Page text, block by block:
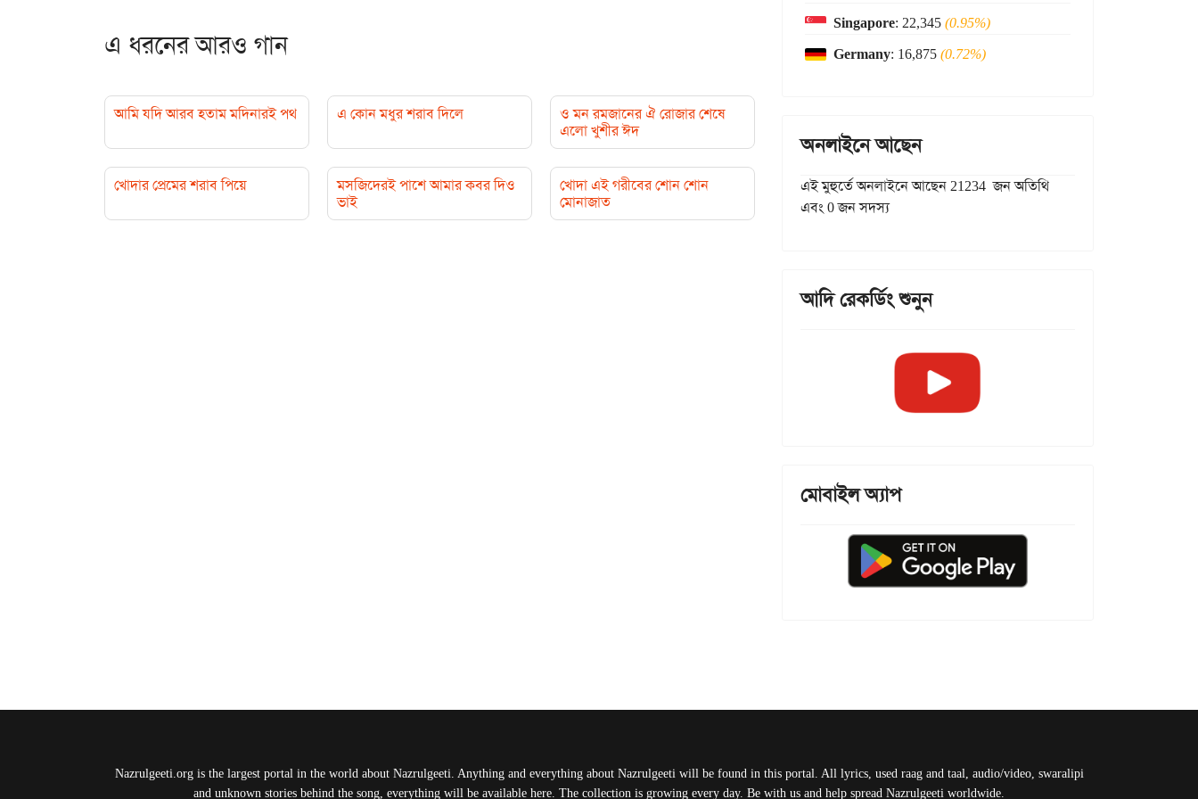
এ ধরনের আরও গান
আমি যদি আরব হতাম মদিনারই পথ এ কোন মধুর শরাব দিলে
ও মন রমজানের ঐ রোজার শেষে
এলো খুশীর ঈদ
খোদার প্রেমের শরাব পিয়ে
মসজিদেরই পাশে আমার কবর দিও
ভাই
খোদা এই গরীবের শোন শোন
মোনাজাত
Singapore: 22,345(0.95%)
Germany: 16,875(0.72%)
অনলাইনে আছেন
এই মুহুর্তে অনলাইনে আছেন 21234 জন অতিথি
এবং 0 জন সদস্য
আদি রেকর্ডিং শুনুন
মোবাইল অ্যাপ
Nazrulgeeti.org is the largest portal in the world about Nazrulgeeti. Anything and everything about Nazrulgeeti will be found in this portal. All lyrics, used raag and taal, audio/video, swaralipi
and unknown stories behind the song, everything will be available here. The collection is growing every day. Be with us and help spread Nazrulgeeti worldwide.